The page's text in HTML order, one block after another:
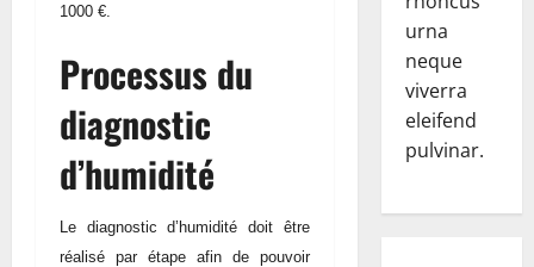
1000 €.
Processus du
diagnostic
d’humidité
Le diagnostic d’humidité doit être
réalisé par étape afin de pouvoir
urna
neque
viverra
eleifend
pulvinar.